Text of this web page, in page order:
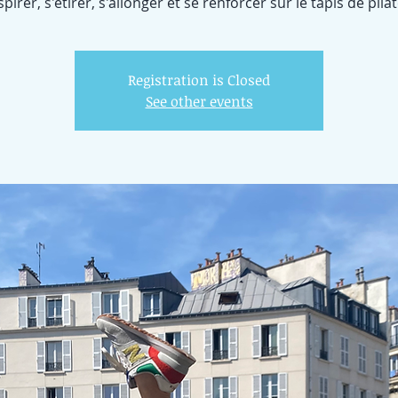
Registration is Closed
See other events